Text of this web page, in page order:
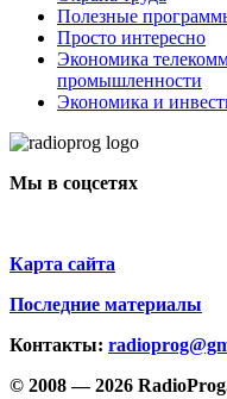
Полезные
Просто интересно
Экономика
промышленности
Экономика и
Мы в соцсетях
Карта сайта
Последние материалы
Контакты:
© 2008 — 2026